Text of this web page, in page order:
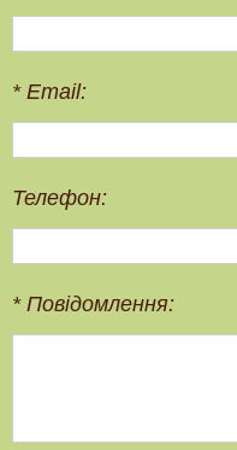
*Email:
Телефон:
*Повідомлення: